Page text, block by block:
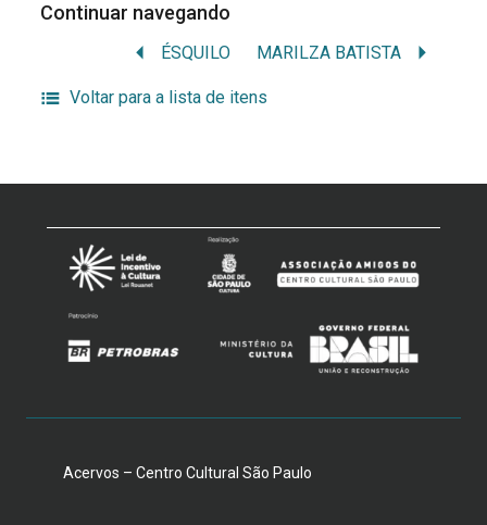
Continuar navegando
ÉSQUILO MARILZA BATISTA
Voltar para a lista de itens
Acervos – Centro Cultural São Paulo